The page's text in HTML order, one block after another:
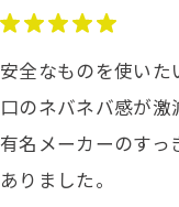
安全なものを使いた
口のネバネバ感が
有名メーカーのすっ
ありました。